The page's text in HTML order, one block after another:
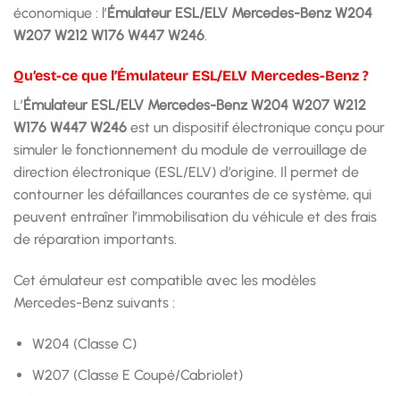
économique : l’Émulateur ESL/ELV Mercedes-Benz W204
W207 W212 W176 W447 W246
Qu’est-ce que l’Émulateur ESL/ELV Mercedes-Benz ?
L’ Émulateur ESL/ELV Mercedes-Benz W204 W207 W212
W176 W447 W246 est un dispositif électronique conçu pour
simuler le fonctionnement du module de verrouillage de
direction électronique (ESL/ELV) d’origine. Il permet de
contourner les défaillances courantes de ce système, qui
peuvent entraîner l’immobilisation du véhicule et des frais
de réparation importants.
Cet émulateur est compatible avec les modèles
Mercedes-Benz suivants :
W204 (Classe C)
W207 (Classe E Coupé/Cabriolet)